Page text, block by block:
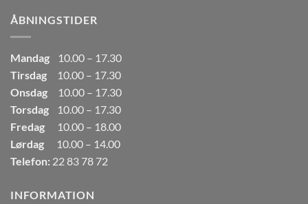
ÅBNINGSTIDER
Mandag
10.00 – 17.30
Tirsdag
10.00 – 17.30
Onsdag
10.00 – 17.30
Torsdag
10.00 – 17.30
Fredag
10.00 – 18.00
Lørdag
10.00 – 14.00
Telefon: 22 83 78 72
INFORMATION